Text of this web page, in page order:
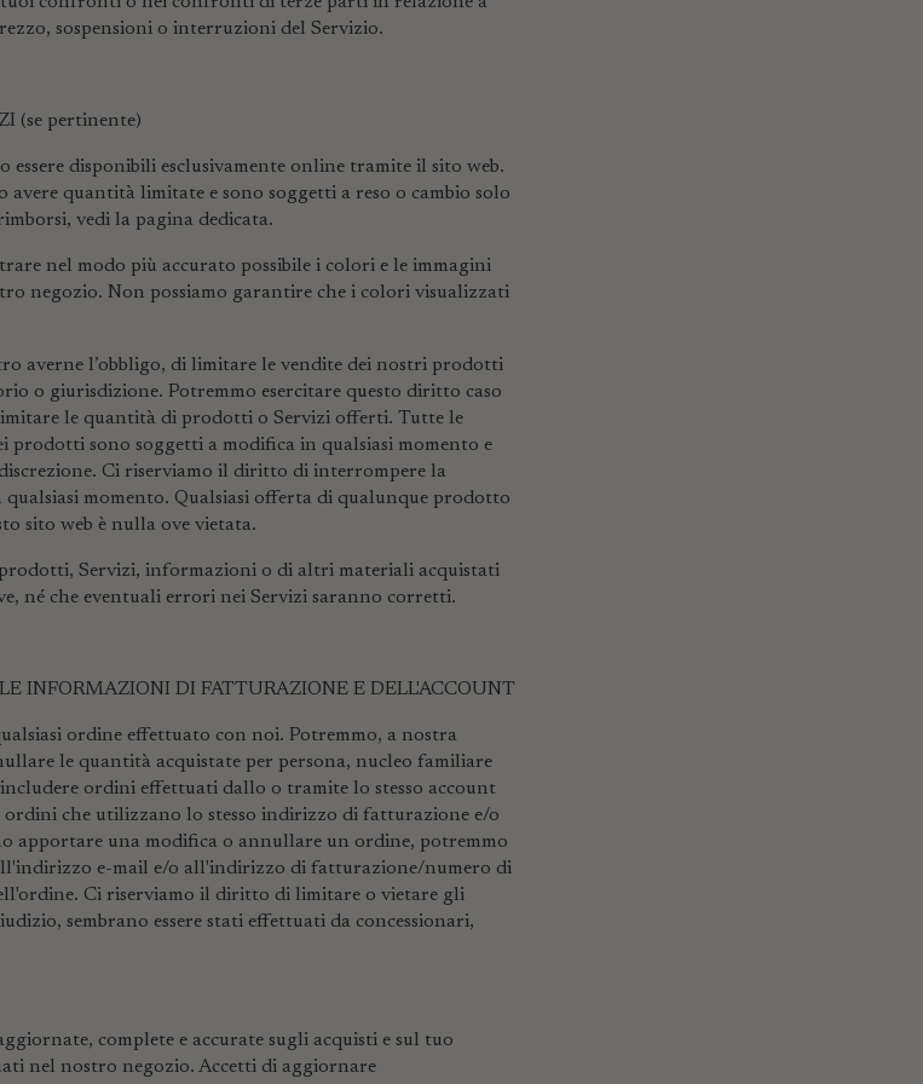
sospensioni o interruzioni del Servizio.
(se pertinente)
disponibili esclusivamente online tramite il sito web.
quantità limitate e sono soggetti a reso o cambio solo
vedi la pagina dedicata.
nel modo più accurato possibile i colori e le immagini
negozio. Non possiamo garantire che i colori visualizzati
averne l’obbligo, di limitare le vendite dei nostri prodotti
o giurisdizione. Potremmo esercitare questo diritto caso
le quantità di prodotti o Servizi offerti. Tutte le
prodotti sono soggetti a modifica in qualsiasi momento e
Ci riserviamo il diritto di interrompere la
momento. Qualsiasi offerta di qualunque prodotto
sito web è nulla ove vietata.
Servizi, informazioni o di altri materiali acquistati
né che eventuali errori nei Servizi saranno corretti.
INFORMAZIONI DI FATTURAZIONE E DELL'ACCOUNT
ordine effettuato con noi. Potremmo, a nostra
le quantità acquistate per persona, nucleo familiare
ordini effettuati dallo o tramite lo stesso account
ordini che utilizzano lo stesso indirizzo di fatturazione e/o
apportare una modifica o annullare un ordine, potremmo
e-mail e/o all'indirizzo di fatturazione/numero di
Ci riserviamo il diritto di limitare o vietare gli
sembrano essere stati effettuati da concessionari,
complete e accurate sugli acquisti e sul tuo
nel nostro negozio. Accetti di aggiornare